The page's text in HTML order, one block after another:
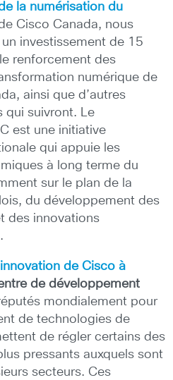
la numérisation du
Cisco Canada, nous
investissement de 15
renforcement des
numérique de
ainsi que d’autres
qui suivront. Le
est une initiative
qui appuie les
à long terme du
sur le plan de la
du développement des
des innovations
de Cisco à
de développement
mondialement pour
de technologies de
de régler certains des
pressants auxquels sont
secteurs. Ces